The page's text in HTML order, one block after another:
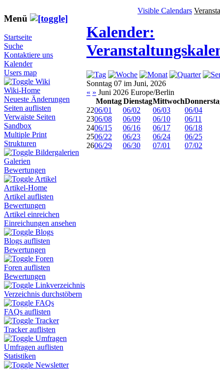
Menü
Startseite
Suche
Kontaktiere uns
Kalender
Users map
Wiki
Wiki-Home
Neueste Änderungen
Seiten auflisten
Verwaiste Seiten
Sandbox
Multiple Print
Strukturen
Bildergalerien
Galerien
Bewertungen
Artikel
Artikel-Home
Artikel auflisten
Bewertungen
Artikel einreichen
Einreichungen ansehen
Blogs
Blogs auflisten
Bewertungen
Foren
Foren auflisten
Bewertungen
Linkverzeichnis
Verzeichnis durchstöbern
FAQs
FAQs auflisten
Tracker
Tracker auflisten
Umfragen
Umfragen auflisten
Statistiken
Newsletter
Visible Calendars
Kalender:
Sonntag 07 im Juni, 2026
« » Juni 2026 Europe/Berlin
Montag DienstagMittwoch
2206/01 06/02 06/03
06/04
2306/08 06/09 06/10
06/11
2406/15 06/16 06/17
06/18
2506/22 06/23 06/24
06/25
2606/29 06/30 07/01 07/02